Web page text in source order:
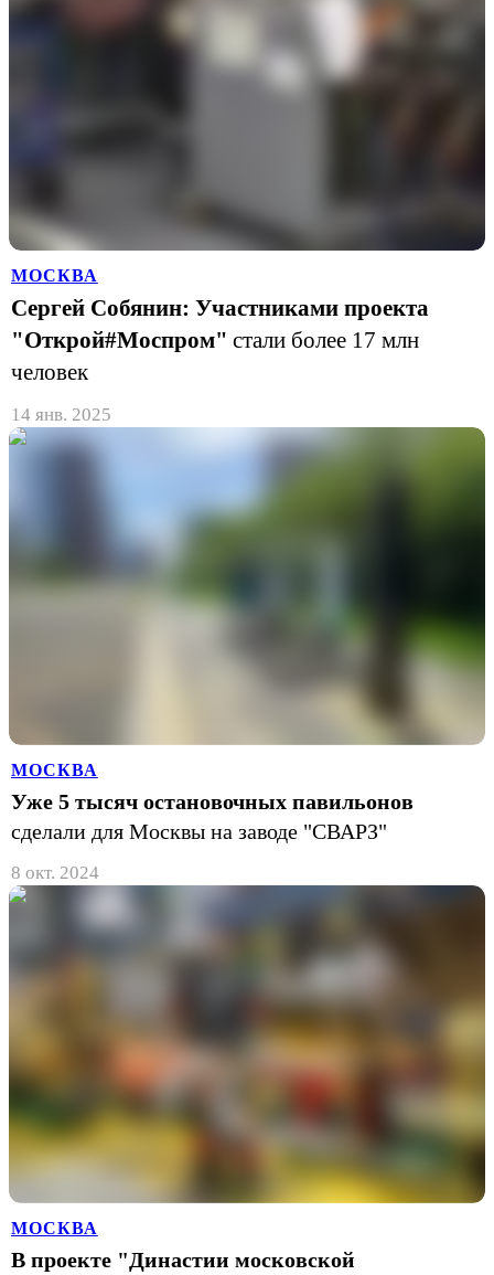
МОСКВА
Сергей Собянин: Участниками проекта
"Открой#Моспром" стали более 17 млн
человек
14 янв. 2025
МОСКВА
Уже 5 тысяч остановочных павильонов
сделали для Москвы на заводе "СВАРЗ"
8 окт. 2024
МОСКВА
В проекте "Династии московской